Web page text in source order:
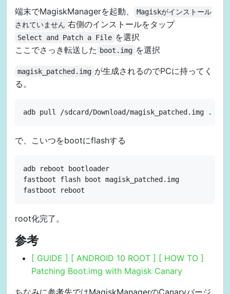
端末でMagiskManagerを起動、
Magiskがインストール
されていません 右側のインストールをタップ
Select and Patch a File を選択
ここでさっき転送した boot.img を選択
magisk_patched.img が生成されるのでPCに持ってく
る。
で、こいつをbootにflashする
adb reboot bootloader
fastboot flash boot magisk_patched.img
root化完了。
参考
[ GUIDE ] [ ANDROID 10 ROOT ] [ HOW TO ]
Patching Boot.img with Magisk Canary